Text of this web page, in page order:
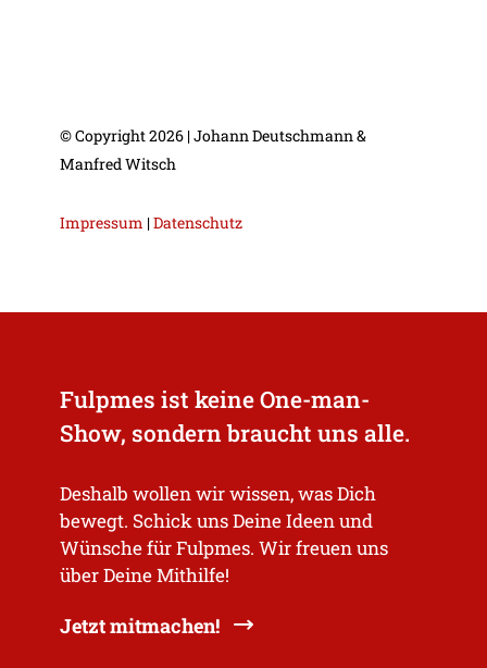
© Copyright 2026 | Johann Deutschmann &
Manfred Witsch
Impressum |Datenschutz
Fulpmes ist keine One-man-
Show, sondern braucht uns alle.
Deshalb wollen wir wissen, was Dich
bewegt. Schick uns Deine Ideen und
Wünsche für Fulpmes. Wir freuen uns
über Deine Mithilfe!
Jetzt mitmachen!